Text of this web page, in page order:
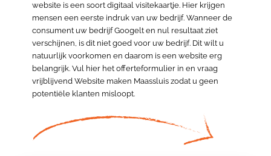
website is een soort digitaal visitekaartje. Hier krijgen
mensen een eerste indruk van uw bedrijf. Wanneer de
consument uw bedrijf Googelt en nul resultaat ziet
verschijnen, is dit niet goed voor uw bedrijf. Dit wilt u
natuurlijk voorkomen en daarom is een website erg
belangrijk. Vul hier het offerteformulier in en vraag
vrijblijvend Website maken Maassluis zodat u geen
potentiële klanten misloopt.